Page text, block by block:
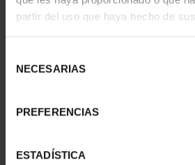
partir del uso que haya hecho de
NECESARIAS
PREFERENCIAS
ESTADÍSTICA
PROVINCIA 1